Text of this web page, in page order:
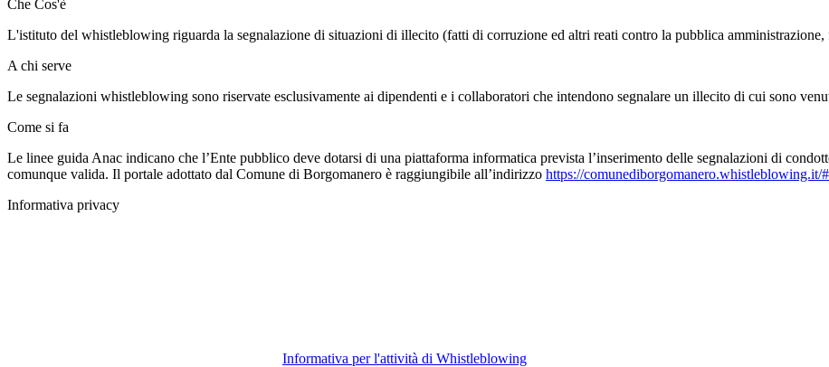
Che Cos'è
L'istituto del whistleblowing riguarda la segnalazione di situazioni di illecito (fatti di corruzione ed altri reati contro la pubblica
A chi serve
Le segnalazioni whistleblowing sono riservate esclusivamente ai dipendenti e i collaboratori che intendono segnalare un illecito di cui sono
Come si fa
Le linee guida Anac indicano che l’Ente pubblico deve dotarsi di una piattaforma informatica prevista l’inserimento delle segnalazioni di
comunque valida. Il portale adottato dal Comune di Borgomanero è raggiungibile all’indirizzo https://comunediborgomanero.whistleblowing.it/#
Informativa privacy
Informativa per l'attività di Whistleblowing